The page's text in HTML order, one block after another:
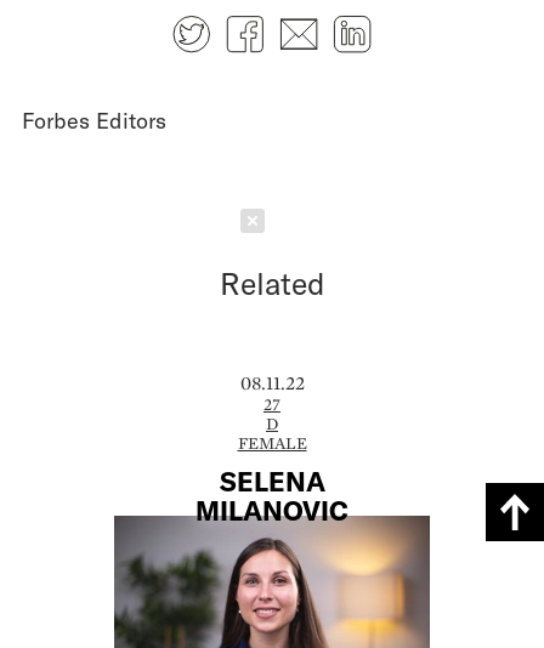
TwitterFacebook
E-mail
Forbes Editors
Related
08.11.22
27
D
FEMALE
SELENA
MILANOVIC